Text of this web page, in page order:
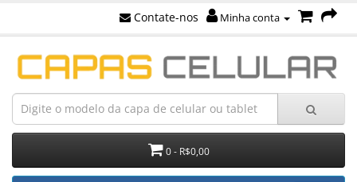
Contate-nos Minha conta
0 - R$0,00